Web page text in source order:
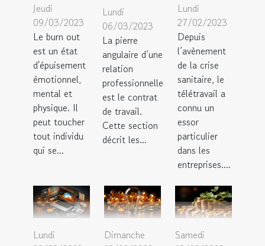
Jeudi
09/03/2023
Le burn out
est un état
d'épuisement
émotionnel,
mental et
physique. Il
peut toucher
tout individu
qui se...
Lundi
06/03/2023
La pierre
angulaire d’une
relation
professionnelle
est le contrat
de travail.
Cette section
décrit les...
Lundi
27/02/2023
Depuis
l’avènement
de la crise
sanitaire, le
télétravail a
connu un
essor
particulier
dans les
entreprises....
Lundi
Dimanche
Samedi